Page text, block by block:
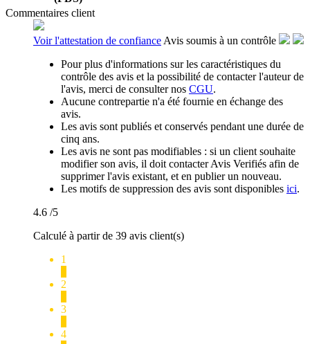
Commentaires client
Voir l'attestation de confiance Avis soumis à un contrôle
Pour plus d'informations sur les caractéristiques du
contrôle des avis et la possibilité de contacter l'auteur de
l'avis, merci de consulter nos CGU.
Aucune contrepartie n'a été fournie en échange des
avis.
Les avis sont publiés et conservés pendant une durée de
cinq ans.
Les avis ne sont pas modifiables : si un client souhaite
modifier son avis, il doit contacter Avis Verifiés afin de
supprimer l'avis existant, et en publier un nouveau.
Les motifs de suppression des avis sont disponibles ici.
4.6 /5
Calculé à partir de 39 avis client(s)
1
2
3
4